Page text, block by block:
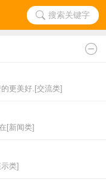
搜索关键字
更美好.[交流类]
[新闻类]
类]